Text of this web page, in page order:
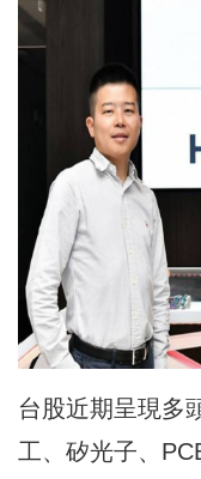
台股近期呈現多
工、矽光子、